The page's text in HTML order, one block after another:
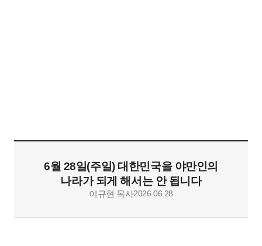
6월 28일(주일) 대한민국을 야만인의
나라가 되게 해서는 안 됩니다
이규현 목사2026.06.28